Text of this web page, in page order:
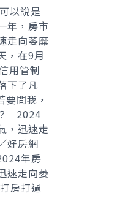
以說是
年，房市
走向萎糜
，在9月
用管制
下了凡
問我，
2024
，迅速走
好房網
年房
速走向萎
房打過